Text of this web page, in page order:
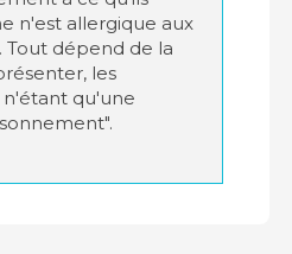
n'est allergique aux
Tout dépend de la
les
qu'une